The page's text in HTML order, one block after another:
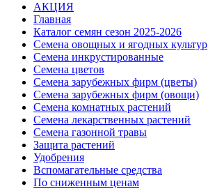
АКЦИЯ
Главная
Каталог семян сезон 2025-2026
Семена овощных и ягодных культур
Семена инкрустированные
Семена цветов
Семена зарубежных фирм (цветы)
Семена зарубежных фирм (овощи)
Семена комнатных растений
Семена лекарственных растений
Семена газонной травы
Защита растений
Удобрения
Вспомагательные средства
По сниженным ценам